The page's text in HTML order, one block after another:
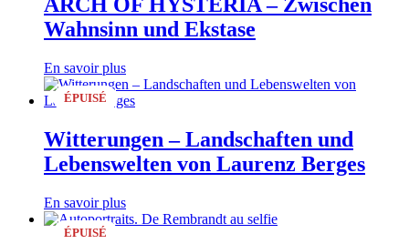
Wahnsinn und Ekstase
En savoir plus
ÉPUISÉ
Witterungen – Landschaften und
Lebenswelten von Laurenz Berges
En savoir plus
ÉPUISÉ